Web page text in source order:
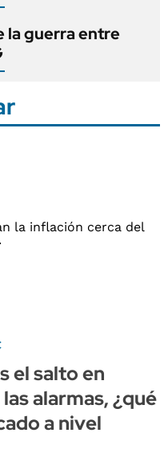
la guerra entre
el salto en
alarmas, ¿qué
a nivel